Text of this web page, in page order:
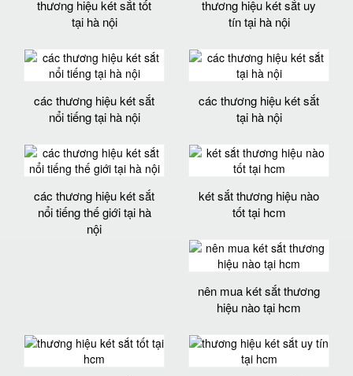
thương hiệu két sắt tốt
tại hà nội
thương hiệu két sắt uy
tín tại hà nội
các thương hiệu két sắt
nổi tiếng tại hà nội
các thương hiệu két sắt
tại hà nội
các thương hiệu két sắt
nổi tiếng thế giới tại hà
nội
két sắt thương hiệu nào
tốt tại hcm
nên mua két sắt thương
hiệu nào tại hcm